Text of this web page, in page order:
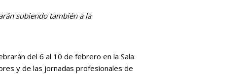
subiendo también a la
del 6 al 10 de febrero en la Sala
y de las jornadas profesionales de